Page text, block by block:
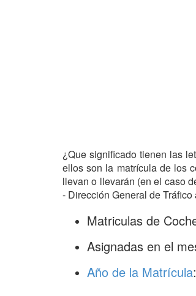
¿Que significado tienen las
ellos son la matrícula de los
llevan o llevarán (en el caso
- Dirección General de
Matriculas de
Asignadas en el
Año de la Matrícula